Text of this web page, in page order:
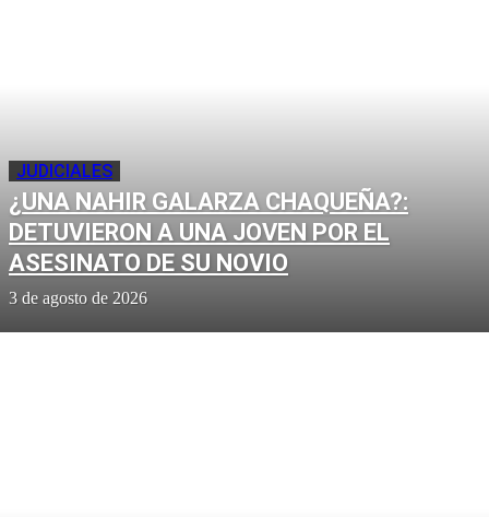
JUDICIALES
¿UNA NAHIR GALARZA CHAQUEÑA?:
DETUVIERON A UNA JOVEN POR EL
ASESINATO DE SU NOVIO
3 de agosto de 2026